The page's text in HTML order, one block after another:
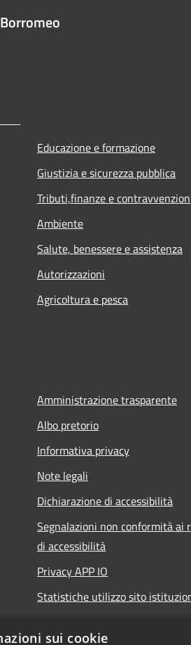
Educazione e formazione
Giustizia e sicurezza pubblica
Tributi,finanze e
Ambiente
Salute, benessere e assistenza
Autorizzazioni
Agricoltura e pesca
Amministrazione trasparente
Albo pretorio
Informativa privacy
Note legali
Dichiarazione di accessibilità
Segnalazioni non conformità ai
di accessibilità
Privacy APP IO
Statistiche utilizzo sito
sui cookie